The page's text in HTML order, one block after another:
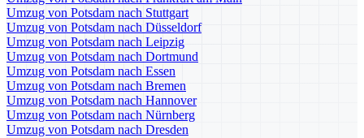
Umzug von Potsdam nach Stuttgart
Umzug von Potsdam nach Düsseldorf
Umzug von Potsdam nach Leipzig
Umzug von Potsdam nach Dortmund
Umzug von Potsdam nach Essen
Umzug von Potsdam nach Bremen
Umzug von Potsdam nach Hannover
Umzug von Potsdam nach Nürnberg
Umzug von Potsdam nach Dresden